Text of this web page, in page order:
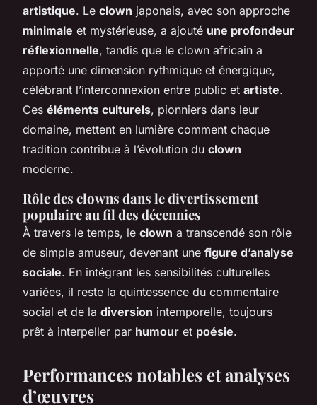
artistique. Le clown japonais, avec son approche
minimale et mystérieuse, a ajouté une profondeur
réflexionnelle, tandis que le clown africain a
apporté une dimension rythmique et énergique,
célébrant l’interconnexion entre public et artiste.
Ces éléments culturels, pionniers dans leur
domaine, mettent en lumière comment chaque
tradition contribue à l’évolution du clown
moderne.
Rôle des clowns dans le divertissement
populaire au fil des décennies
À travers le temps, le clown a transcendé son rôle
de simple amuseur, devenant une figure d’analyse
sociale. En intégrant les sensibilités culturelles
variées, il reste la quintessence du commentaire
social et de la diversion intemporelle, toujours
prêt à interpeller par humour et poésie.
Performances notables et analyses
d’œuvres